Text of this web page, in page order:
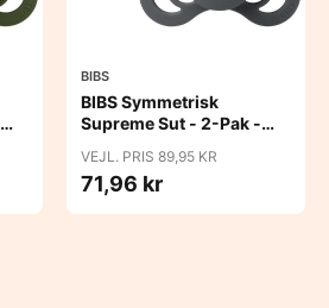
BIBS
BIBS Symmetrisk
Supreme Sut - 2-Pak -
Sand/Iron
VEJL. PRIS 89,95 KR
71,96 kr